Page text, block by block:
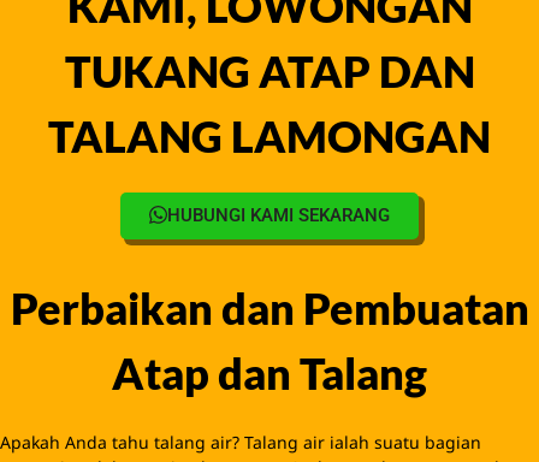
terpenting dalam setiap bangunan Anda yang berguna untuk
menampung aliran air hujan. Talang air harus dikelola dengan
baik dan benar tujuanya agar aliran air hujan terbuang dengan
baik sehingga tidak terjadi kebocoran. Kebocoran akibat air hujan
karena kualitas bahan, kulaitas pemasangan maupun daya
tampung yang tidak sesuai dengan debit air hujan dari atap yang
mengakibatkan overload dan pasti terjadi kebocoran ke dalam
kelembapan dan merusak barang-barang yang ada di dalam
rumah dan anda harus mengeluarkan dana lebih untuk membeli
Jasa Pemasangan Talang